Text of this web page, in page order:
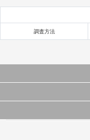
調査方法
当サイトで公開されている情
これらの情報を権利者の許可
当サイトに掲載している内容
弊社の見解・ 意見ではないこ
このサイトでは Cookie を使